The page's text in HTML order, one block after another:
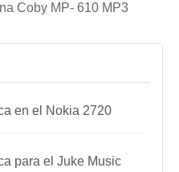
Coby MP- 610 MP3
en el Nokia 2720
para el Juke Music